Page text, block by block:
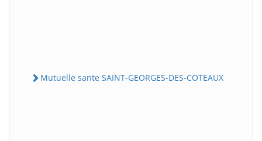
Mutuelle sante SAINT-GEORGES-DES-COTEAUX